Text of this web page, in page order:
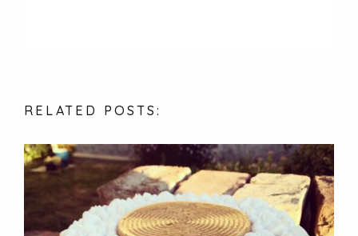
RELATED POSTS: